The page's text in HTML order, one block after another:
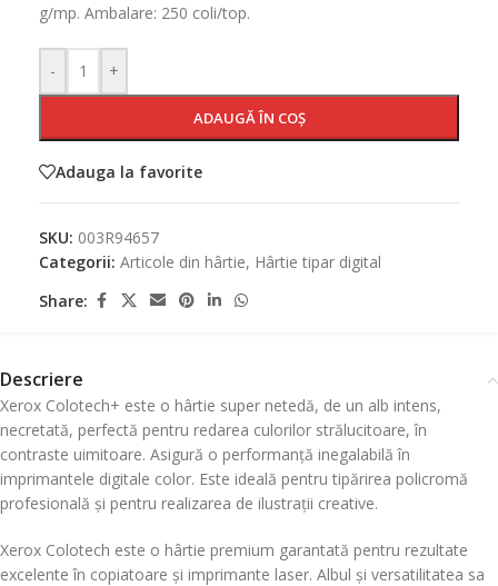
g/mp. Ambalare: 250 coli/top.
- +
ADAUGĂ ÎN COȘ
Adauga la favorite
SKU: 003R94657
Categorii: Articole din hârtie, Hârtie tipar digital
Share:
Descriere
Xerox Colotech+ este o hârtie super netedă, de un alb intens,
necretată, perfectă pentru redarea culorilor strălucitoare, în
contraste uimitoare. Asigură o performanță inegalabilă în
imprimantele digitale color. Este ideală pentru tipărirea policromă
profesională și pentru realizarea de ilustrații creative.
Xerox Colotech este o hârtie premium garantată pentru rezultate
excelente în copiatoare și imprimante laser. Albul și versatilitatea sa